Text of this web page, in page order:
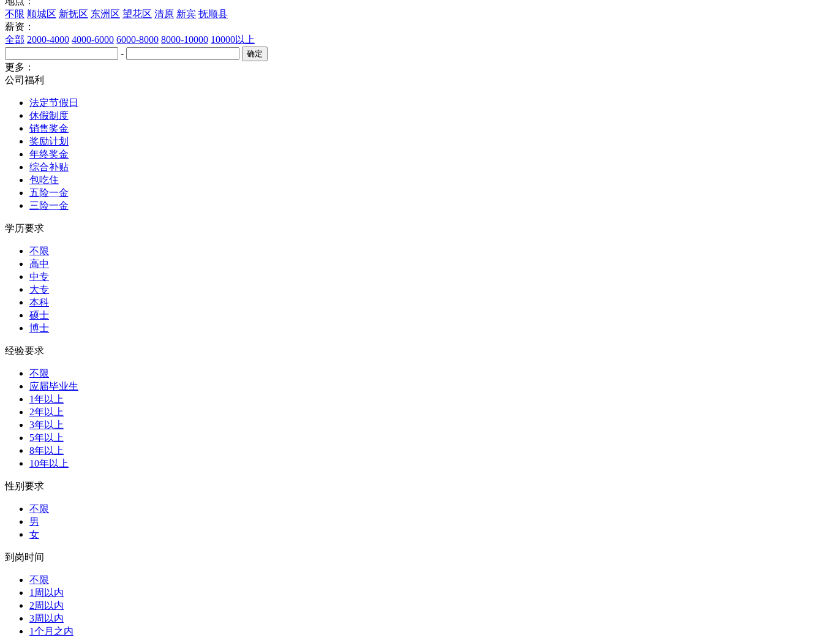
不限 顺城区 新抚区 东洲区 望花区 清原 新宾 抚顺县
薪资：
全部 2000-4000 4000-6000 6000-8000 8000-10000 10000以上
-
更多：
公司福利
法定节假日
休假制度
销售奖金
奖励计划
年终奖金
综合补贴
包吃住
五险一金
三险一金
学历要求
不限
高中
中专
大专
本科
硕士
博士
经验要求
不限
应届毕业生
1年以上
2年以上
3年以上
5年以上
8年以上
10年以上
性别要求
不限
男
女
到岗时间
不限
1周以内
2周以内
3周以内
1个月之内